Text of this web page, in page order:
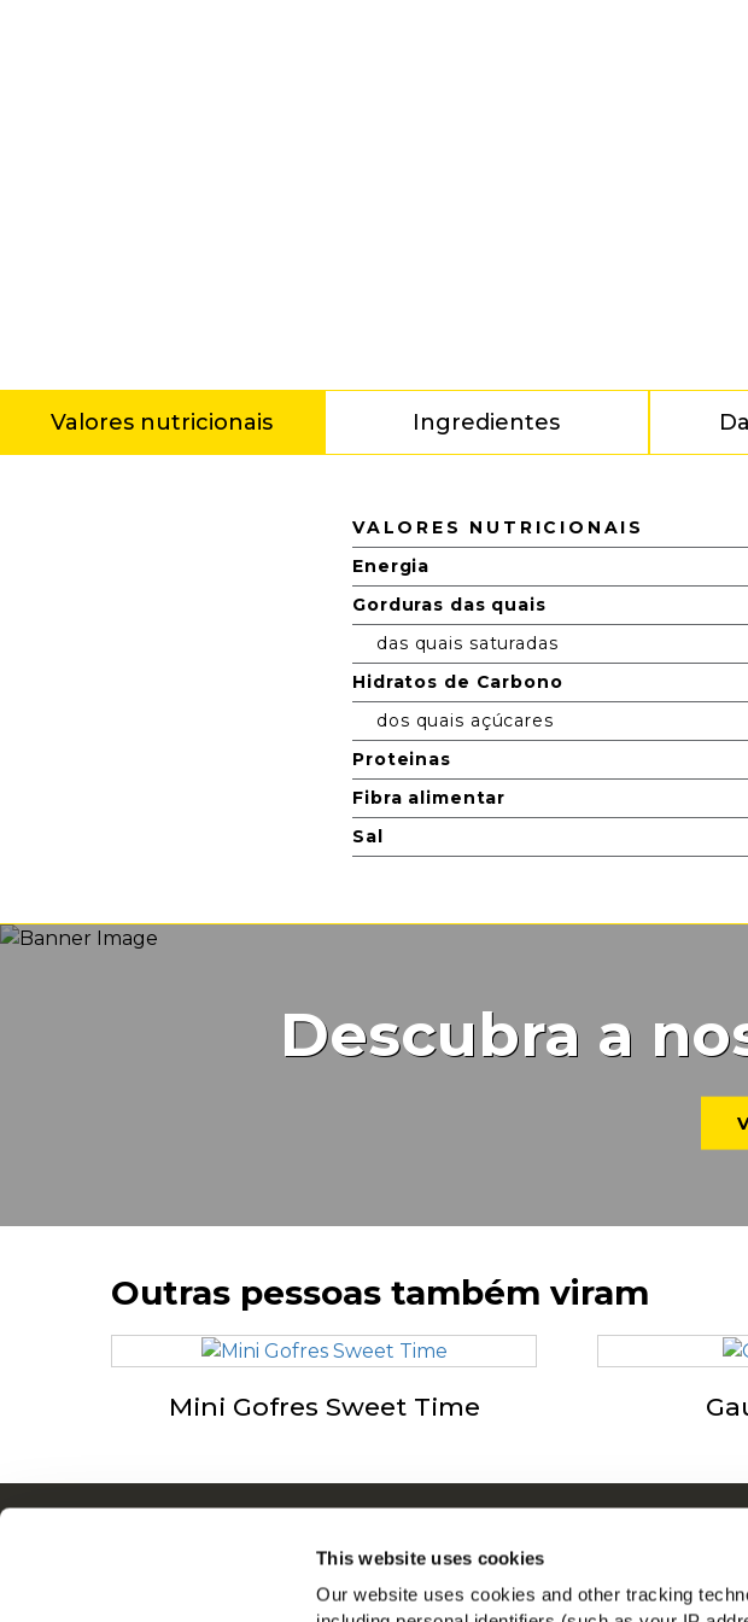
This website uses cookies
Our website uses cookies and other tracking
Valores nutricionais Ingredientes
Valores nutricionaisVALORES NUTRICIONAIS
Energia
Gorduras das quais
das quais saturadas
Hidratos de Carbono
dos quais açúcares
Proteinas
Fibra alimentar
Sal
Descubra a
Outras pessoas também viram
Mini Gofres Sweet Time
Inspirados Pelas Nossas
Emprego